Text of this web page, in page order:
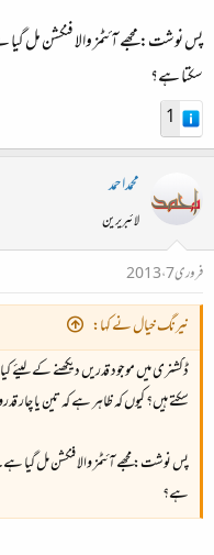
پس نوشت: مجھے آئٹمز والا فنکشن مل
سکتا ہے؟
1
محمداحمد
لائبریرین
فروری 7، 2013
نیرنگ خیال نے کہا:
ڈکشنری میں موجود قدریں دیکھنے کے لیئے
سکتے ہیں؟ کیوں کہ ظاہر ہے کہ تین یا چار
پس نوشت: مجھے آئٹمز والا فنکشن مل گیا
ہے؟